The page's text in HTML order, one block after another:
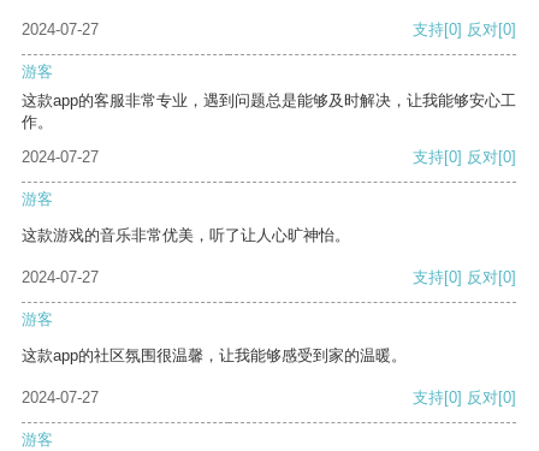
2024-07-27 支持[0] 反对[0]
游客
这款app的客服非常专业，遇到问题总是能够及时解决，让我能够安心工
作。
2024-07-27
支持[0] 反对[0]
游客
这款游戏的音乐非常优美，听了让人心旷神怡。
2024-07-27 支持[0] 反对[0]
游客
这款app的社区氛围很温馨，让我能够感受到家的温暖。
2024-07-27 支持[0] 反对[0]
游客